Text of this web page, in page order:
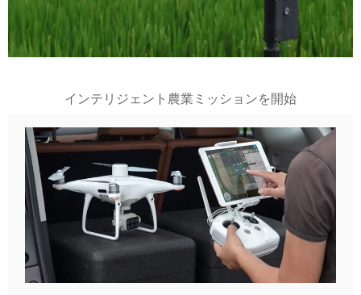
インテリジェント農業ミッションを開始